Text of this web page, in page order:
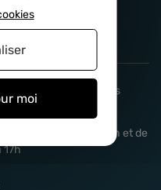
62490 Vitry-en-Artois
au vendredi de 9h à 13h et de
17h
moi